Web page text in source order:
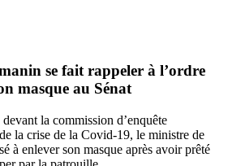
se fait rappeler à l’ordre
masque au Sénat
la commission d’enquête
la crise de la Covid-19, le ministre de
à enlever son masque après avoir prêté